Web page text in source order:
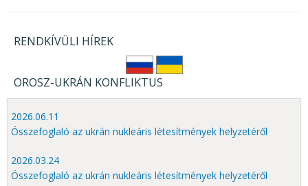
RENDKÍVÜLI HÍREK
OROSZ-UKRÁN KONFLIKTUS
2026.06.11
Összefoglaló az ukrán nukleáris létesítmények helyzetéről
2026.03.24
Összefoglaló az ukrán nukleáris létesítmények helyzetéről